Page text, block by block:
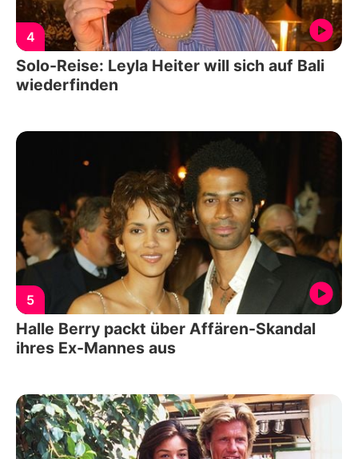
4
Solo-Reise: Leyla Heiter will sich auf Bali
wiederfinden
5
Halle Berry packt über Affären-Skandal
ihres Ex-Mannes aus